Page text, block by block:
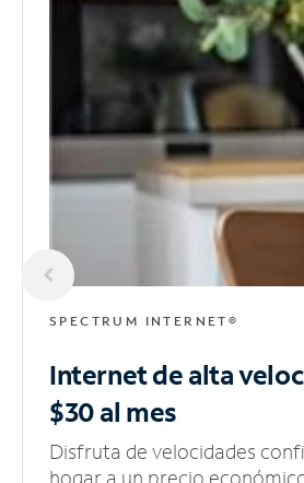
SPECTRUM INTERNET®
Internet de alta
$30 al mes
Disfruta de velocidades
hogar a un precio